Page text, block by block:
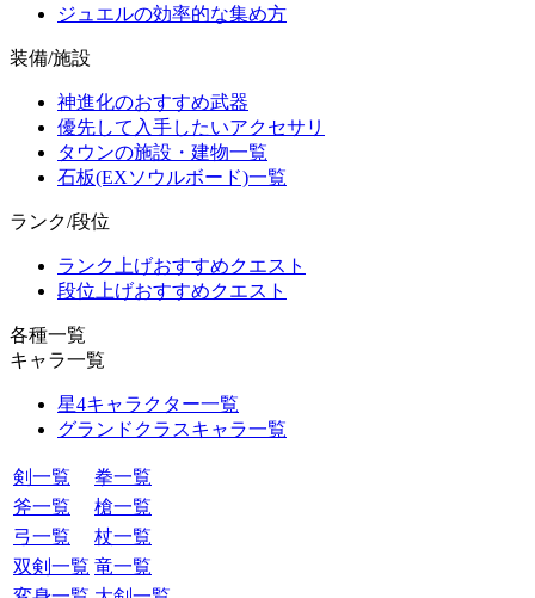
ジュエルの効率的な集め方
装備/施設
神進化のおすすめ武器
優先して入手したいアクセサリ
タウンの施設・建物一覧
石板(EXソウルボード)一覧
ランク/段位
ランク上げおすすめクエスト
段位上げおすすめクエスト
各種一覧
キャラ一覧
星4キャラクター一覧
グランドクラスキャラ一覧
剣一覧
拳一覧
斧一覧
槍一覧
弓一覧
杖一覧
双剣一覧 竜一覧